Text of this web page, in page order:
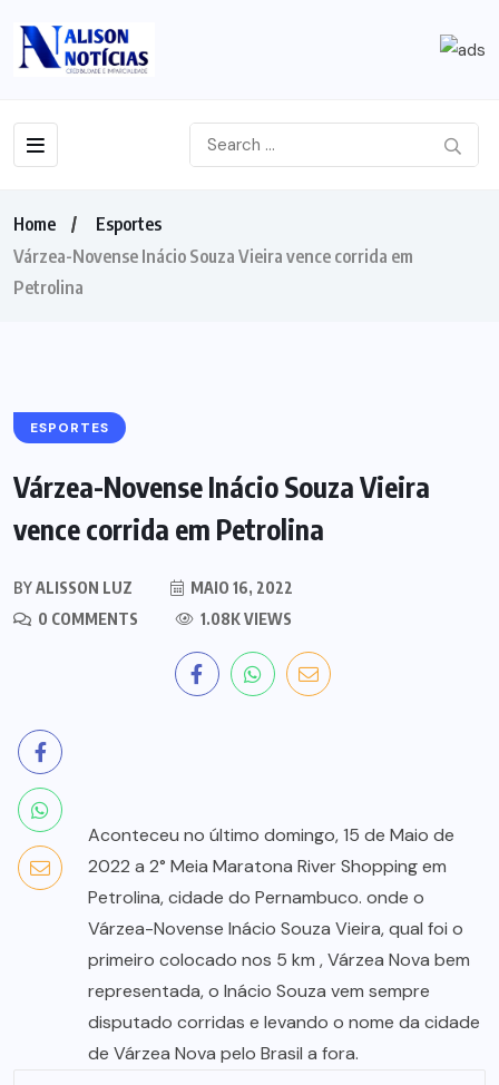
Home
Esportes
Várzea-Novense Inácio Souza Vieira vence corrida em
Petrolina
ESPORTES
Várzea-Novense Inácio Souza Vieira
vence corrida em Petrolina
BYALISSON LUZ
MAIO 16, 2022
0 COMMENTS
1.08K VIEWS
Aconteceu no último domingo, 15 de Maio de
2022 a 2° Meia Maratona River Shopping em
Petrolina, cidade do Pernambuco. onde o
Várzea-Novense Inácio Souza Vieira, qual foi o
primeiro colocado nos 5 km , Várzea Nova bem
representada, o Inácio Souza vem sempre
disputado corridas e levando o nome da cidade
de Várzea Nova pelo Brasil a fora.